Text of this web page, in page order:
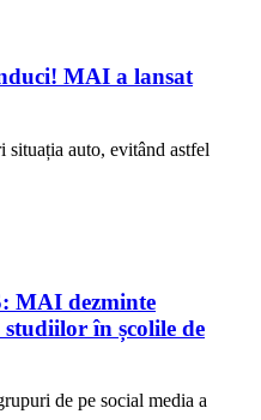
MAI a lansat
auto, evitând astfel
MAI dezminte
în școlile de
de pe social media a